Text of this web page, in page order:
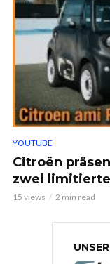
YOUTUBE
Citroën
zwei
15 views 2 min read